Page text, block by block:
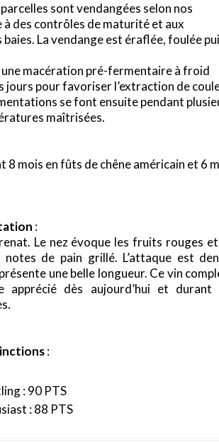
parcelles sont vendangées selon nos
des contrôles de maturité et aux
La vendange est éraflée, foulée
macération pré-fermentaire à froid
jours pour favoriser l’extraction de
se font ensuite pendant
maîtrisées.
8 mois en fûts de chêne américain et 6
:
Le nez évoque les fruits rouges
notes de pain grillé. L’attaque est
une belle longueur. Ce vin
apprécié dès aujourd’hui et
:
: 90 PTS
: 88 PTS